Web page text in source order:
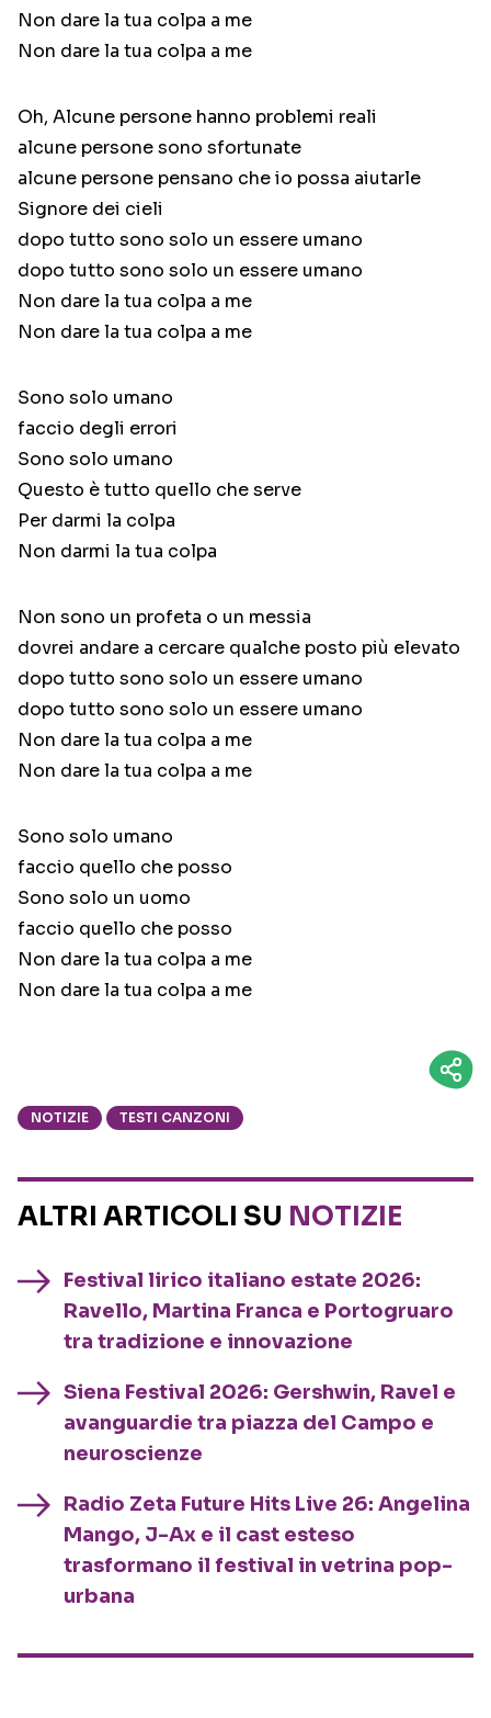
Non dare la tua colpa a me
Non dare la tua colpa a me
Oh, Alcune persone hanno problemi reali
alcune persone sono sfortunate
alcune persone pensano che io possa aiutarle
Signore dei cieli
dopo tutto sono solo un essere umano
dopo tutto sono solo un essere umano
Non dare la tua colpa a me
Non dare la tua colpa a me
Sono solo umano
faccio degli errori
Sono solo umano
Questo è tutto quello che serve
Per darmi la colpa
Non darmi la tua colpa
Non sono un profeta o un messia
dovrei andare a cercare qualche posto più elevato
dopo tutto sono solo un essere umano
dopo tutto sono solo un essere umano
Non dare la tua colpa a me
Non dare la tua colpa a me
Sono solo umano
faccio quello che posso
Sono solo un uomo
faccio quello che posso
Non dare la tua colpa a me
Non dare la tua colpa a me
NOTIZIE TESTI CANZONI
ALTRI ARTICOLI SU NOTIZIE
Festival lirico italiano estate 2026:
Ravello, Martina Franca e Portogruaro
tra tradizione e innovazione
Siena Festival 2026: Gershwin, Ravel e
avanguardie tra piazza del Campo e
neuroscienze
Radio Zeta Future Hits Live 26: Angelina
Mango, J-Ax e il cast esteso
trasformano il festival in vetrina pop-
urbana